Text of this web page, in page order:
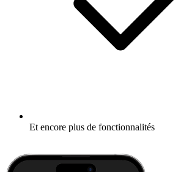
Et encore plus de fonctionnalités